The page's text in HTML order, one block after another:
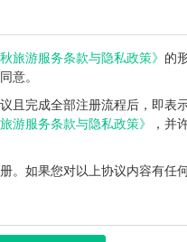
手机号码：
次
旅游服务条款与隐私政策》 的
意。
且完成全部注册流程后，即表
游服务条款与隐私政策》
，并
。如果您对以上协议内容有任